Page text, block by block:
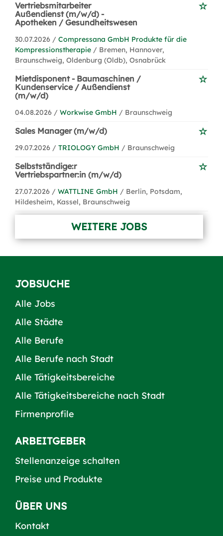
Vertriebsmitarbeiter
Außendienst (m/w/d) -
Apotheken / Gesundheitswesen
30.07.2026 / Compressana GmbH Produkte für die
Kompressionstherapie / Bremen, Hannover,
Braunschweig, Oldenburg (Oldb), Osnabrück
Mietdisponent - Baumaschinen /
Kundenservice / Außendienst
(m/w/d)
04.08.2026 / Workwise GmbH / Braunschweig
Sales Manager (m/w/d)
29.07.2026 / TRIOLOGY GmbH / Braunschweig
Selbstständige:r
Vertriebspartner:in (m/w/d)
27.07.2026 / WATTLINE GmbH / Berlin, Potsdam,
Hildesheim, Kassel, Braunschweig
WEITERE JOBS
JOBSUCHE
Alle Jobs
Alle Städte
Alle Berufe
Alle Berufe nach Stadt
Alle Tätigkeitsbereiche
Alle Tätigkeitsbereiche nach Stadt
Firmenprofile
ARBEITGEBER
Stellenanzeige schalten
Preise und Produkte
ÜBER UNS
Kontakt